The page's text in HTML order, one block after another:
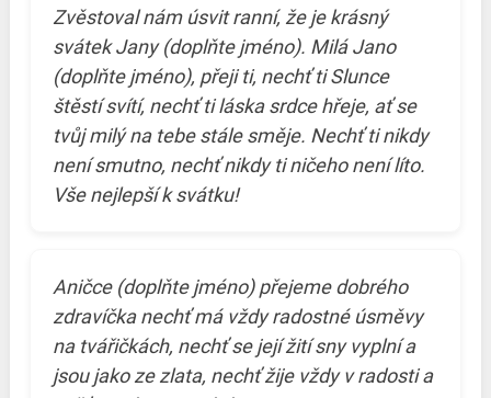
Zvěstoval nám úsvit ranní, že je krásný
svátek Jany (doplňte jméno). Milá Jano
(doplňte jméno), přeji ti, nechť ti Slunce
štěstí svítí, nechť ti láska srdce hřeje, ať se
tvůj milý na tebe stále směje. Nechť ti nikdy
není smutno, nechť nikdy ti ničeho není líto.
Vše nejlepší k svátku!
Aničce (doplňte jméno) přejeme dobrého
zdravíčka nechť má vždy radostné úsměvy
na tvářičkách, nechť se její žití sny vyplní a
jsou jako ze zlata, nechť žije vždy v radosti a